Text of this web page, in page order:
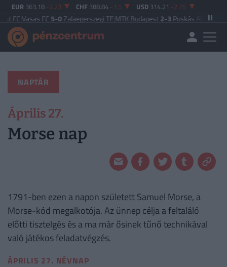
EUR 363.18 -2.23 CHF 388.84 -1.5 USD 314.21 -2.76
FC|Vasas FC5-0Zalaegerszegi TE |MTK Budapest2-3Puskás Akadémia
NAPTÁR
Április 27.
Morse nap
1791-ben ezen a napon született Samuel Morse, a
Morse-kód megalkotója. Az ünnep célja a feltaláló
előtti tisztelgés és a ma már ősinek tűnő technikával
való játékos feladatvégzés.
ÁPRILIS 27. NÉVNAP